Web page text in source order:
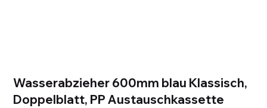
Wasserabzieher 600mm blau Klassisch,
Doppelblatt, PP Austauschkassette